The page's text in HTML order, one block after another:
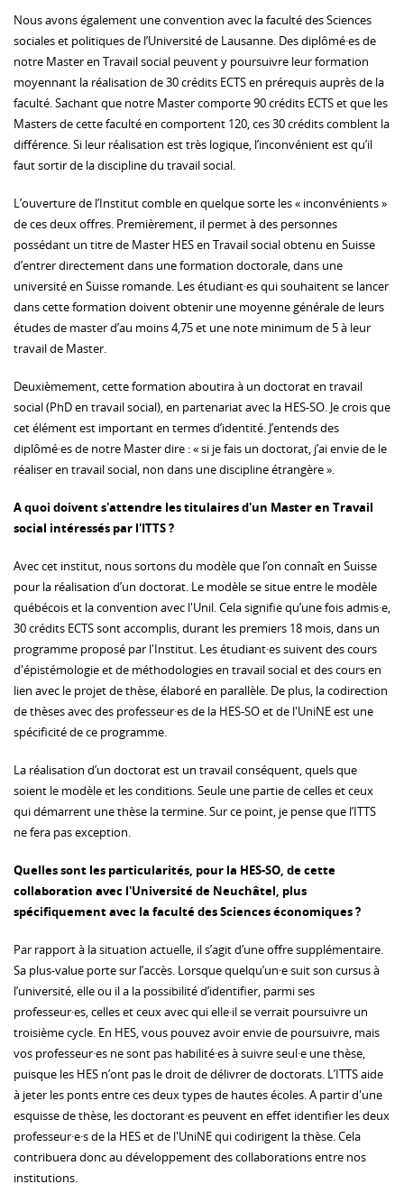
Nous avons également une convention avec la faculté des Sciences
sociales et politiques de l’Université de Lausanne. Des diplômé·es de
notre Master en Travail social peuvent y poursuivre leur formation
moyennant la réalisation de 30 crédits ECTS en prérequis auprès de la
faculté. Sachant que notre Master comporte 90 crédits ECTS et que les
Masters de cette faculté en comportent 120, ces 30 crédits comblent la
différence. Si leur réalisation est très logique, l’inconvénient est qu’il
faut sortir de la discipline du travail social.
L’ouverture de l’Institut comble en quelque sorte les « inconvénients »
de ces deux offres. Premièrement, il permet à des personnes
possédant un titre de Master HES en Travail social obtenu en Suisse
d’entrer directement dans une formation doctorale, dans une
université en Suisse romande. Les étudiant·es qui souhaitent se lancer
dans cette formation doivent obtenir une moyenne générale de leurs
études de master d’au moins 4,75 et une note minimum de 5 à leur
travail de Master.
Deuxièmement, cette formation aboutira à un doctorat en travail
social (PhD en travail social), en partenariat avec la HES-SO. Je crois que
cet élément est important en termes d’identité. J’entends des
diplômé·es de notre Master dire : « si je fais un doctorat, j’ai envie de le
réaliser en travail social, non dans une discipline étrangère ».
A quoi doivent s'attendre les titulaires d'un Master en Travail
social intéressés par l'ITTS ?
Avec cet institut, nous sortons du modèle que l’on connaît en Suisse
pour la réalisation d’un doctorat. Le modèle se situe entre le modèle
québécois et la convention avec l'Unil. Cela signifie qu’une fois admis·e,
30 crédits ECTS sont accomplis, durant les premiers 18 mois, dans un
programme proposé par l'Institut. Les étudiant·es suivent des cours
d'épistémologie et de méthodologies en travail social et des cours en
lien avec le projet de thèse, élaboré en parallèle. De plus, la codirection
de thèses avec des professeur·es de la HES-SO et de l'UniNE est une
spécificité de ce programme.
La réalisation d’un doctorat est un travail conséquent, quels que
soient le modèle et les conditions. Seule une partie de celles et ceux
qui démarrent une thèse la termine. Sur ce point, je pense que l’ITTS
ne fera pas exception.
Quelles sont les particularités, pour la HES-SO, de cette
collaboration avec l'Université de Neuchâtel, plus
spécifiquement avec la faculté des Sciences économiques ?
Par rapport à la situation actuelle, il s’agit d’une offre supplémentaire.
Sa plus-value porte sur l’accès. Lorsque quelqu’un·e suit son cursus à
l’université, elle ou il a la possibilité d’identifier, parmi ses
professeur·es, celles et ceux avec qui elle·il se verrait poursuivre un
troisième cycle. En HES, vous pouvez avoir envie de poursuivre, mais
vos professeur·es ne sont pas habilité·es à suivre seul·e une thèse,
puisque les HES n’ont pas le droit de délivrer de doctorats. L’ITTS aide
à jeter les ponts entre ces deux types de hautes écoles. A partir d'une
esquisse de thèse, les doctorant·es peuvent en effet identifier les deux
professeur·e·s de la HES et de l'UniNE qui codirigent la thèse. Cela
contribuera donc au développement des collaborations entre nos
institutions.